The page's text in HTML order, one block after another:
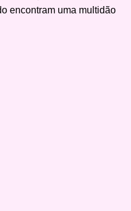
encontram uma multidão